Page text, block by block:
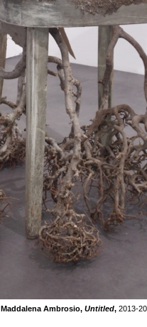
Maddalena Ambrosio, Untitled,2013-